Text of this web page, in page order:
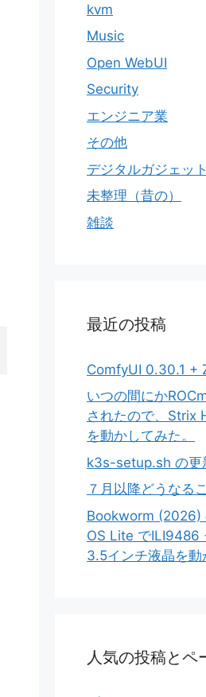
kvm
Music
Open WebUI
Security
エンジニア業
その他
デジタルガジェット
未整理（昔の）
雑談
最近の投稿
ComfyUI 0.30.1 +
いつの間にか
されたので、Strix
を動かしてみた。
k3s-setup.sh の更
７月以降どうなる
Bookworm (2026)
OS Lite でILI9486
3.5インチ液晶を動
人気の投稿とペ